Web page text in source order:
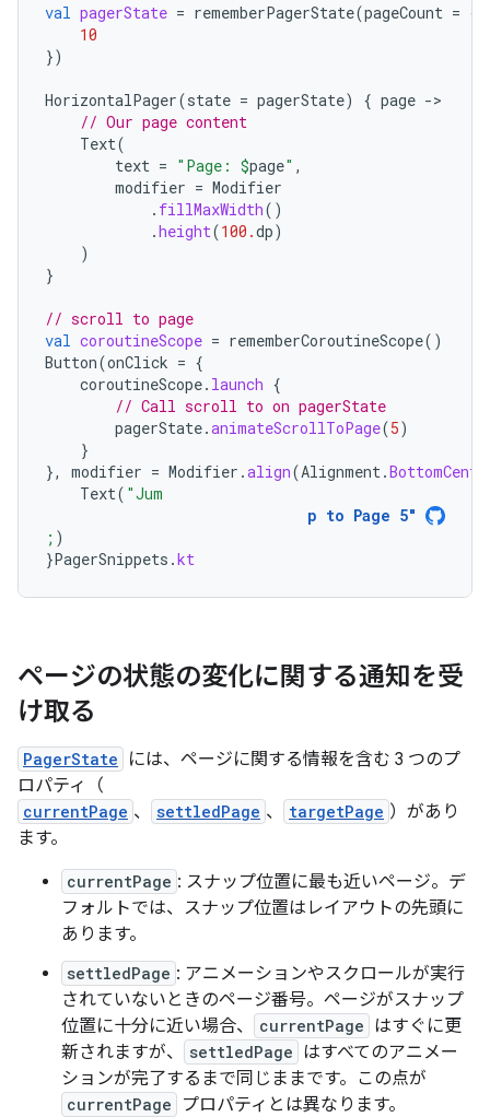
val pagerState = rememberPagerState(pageCount = {
10
})
HorizontalPager(state = pagerState) { page -
// Our page content
Text(
text = "Page: $page" ,
modifier = Modifier
. fillMaxWidth()
.height(100.dp)
)
}
// scroll to page
val coroutineScope = rememberCoroutineScope()
Button(onClick = {
coroutineScope. launch {
// Call scroll to on pagerState
pagerState.animateScrollToPage(5)
}
},
modifier = Modifier .align(Alignment.
Text( "Jum
p to Page 5"
; )
}PagerSnippets .kt
ページの状態の変化に関する通知を受
け取る
PagerState
には、ページに関する情報を含む 3 つのプ
ロパティ（
currentPage 、 settledPage 、 targetPage ）があり
ます。
currentPage : スナップ位置に最も近いページ。デ
フォルトでは、スナップ位置はレイアウトの先頭に
あります。
settledPage : アニメーションやスクロールが実行
されていないときのページ番号。ページがスナップ
位置に十分に近い場合、
currentPage はすぐに更
新されますが、
settledPage はすべてのアニメー
ションが完了するまで同じままです。この点が
currentPage プロパティとは異なります。